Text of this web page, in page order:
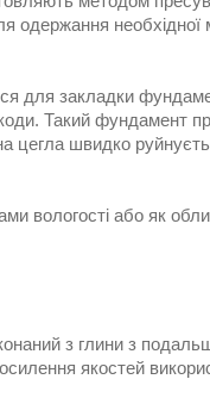
одержання необхідної
для закладки
Такий фундамент
цегла швидко
вологості або як
з глини з
якостей